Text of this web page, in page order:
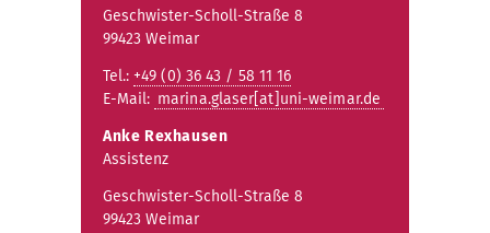
Geschwister-Scholl-Straße 8
99423 Weimar
Tel.: +49 (0) 36 43 / 58 11 16
E-Mail: marina.glaser[at]uni-weimar.de
Anke Rexhausen
Assistenz
Geschwister-Scholl-Straße 8
99423 Weimar